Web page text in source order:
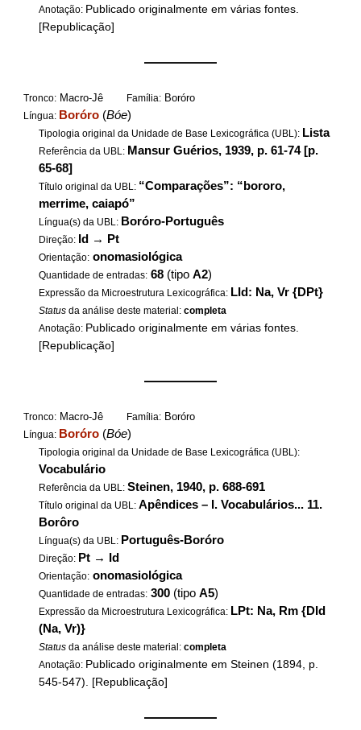
Anotação: Publicado originalmente em várias fontes.
[Republicação]
——————
Tronco: Macro-Jê Família: Boróro
Língua: Boróro (Bóe)
Tipologia original da Unidade de Base Lexicográfica (UBL): Lista
Referência da UBL: Mansur Guérios, 1939, p. 61-74 [p.
65-68]
Título original da UBL: “Comparações”: “bororo,
merrime, caiapó”
Língua(s) da UBL: Boróro-Português
Direção: Id → Pt
Orientação: onomasiológica
Quantidade de entradas: 68 (tipoA2)
Expressão da Microestrutura Lexicográfica: LId: Na, Vr {DPt}
Status da análise deste material:completa
Anotação: Publicado originalmente em várias fontes.
[Republicação]
——————
Tronco: Macro-Jê Família: Boróro
Língua: Boróro (Bóe)
Tipologia original da Unidade de Base Lexicográfica (UBL):
Vocabulário
Referência da UBL:Steinen, 1940, p. 688-691
Título original da UBL:Apêndices – I. Vocabulários... 11.
Borôro
Língua(s) da UBL: Português-Boróro
Direção: Pt → Id
Orientação: onomasiológica
Quantidade de entradas: 300 (tipoA5)
Expressão da Microestrutura Lexicográfica: LPt: Na, Rm {DId
(Na, Vr)}
Status da análise deste material:completa
Anotação: Publicado originalmente em Steinen (1894, p.
545-547). [Republicação]
——————